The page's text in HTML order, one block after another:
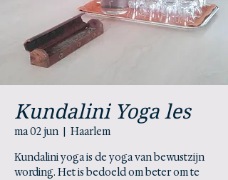
Kundalini Yoga les
ma 02 jun
  |
Haarlem
Kundalini yoga is de yoga van bewustzijn
wording. Het is bedoeld om beter om te